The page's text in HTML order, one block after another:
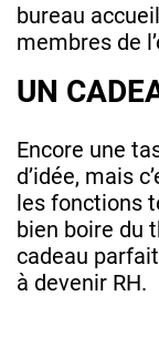
bureau
membres de
UN
Encore une
d’idée, mais
les fonctions
bien boire du
cadeau
à devenir RH.